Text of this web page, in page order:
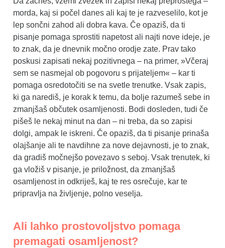
morda, kaj si počel danes ali kaj te je razveselilo, kot je
lep sončni zahod ali dobra kava. Če opaziš, da ti
pisanje pomaga sprostiti napetost ali najti nove ideje, je
to znak, da je dnevnik močno orodje zate. Prav tako
poskusi zapisati nekaj pozitivnega – na primer, »Včeraj
sem se nasmejal ob pogovoru s prijateljem« – kar ti
pomaga osredotočiti se na svetle trenutke. Vsak zapis,
ki ga narediš, je korak k temu, da bolje razumeš sebe in
zmanjšaš občutek osamljenosti. Bodi dosleden, tudi če
pišeš le nekaj minut na dan – ni treba, da so zapisi
dolgi, ampak le iskreni. Če opaziš, da ti pisanje prinaša
olajšanje ali te navdihne za nove dejavnosti, je to znak,
da gradiš močnejšo povezavo s seboj. Vsak trenutek, ki
ga vložiš v pisanje, je priložnost, da zmanjšaš
osamljenost in odkriješ, kaj te res osrečuje, kar te
pripravlja na življenje, polno veselja.
Ali lahko prostovoljstvo pomaga
premagati osamljenost?